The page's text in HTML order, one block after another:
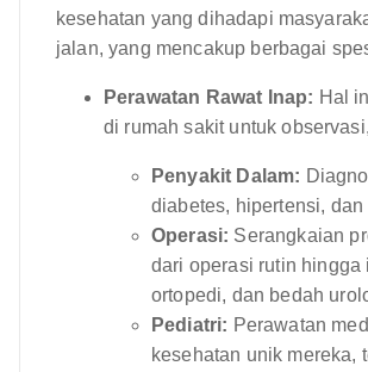
kesehatan yang dihadapi
jalan, yang mencakup berbagai
Perawatan Rawat Inap: Hal
di rumah sakit untuk
Penyakit Dalam:
diabetes, hipertensi,
Operasi: Serangkaian
dari operasi rutin hingga
ortopedi, dan bedah
Pediatri: Perawatan
kesehatan unik mereka,